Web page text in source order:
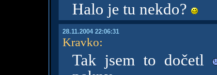
Halo je tu nekdo?
28.11.2004 22:06:31
Kravko:
Tak jsem to dočetl